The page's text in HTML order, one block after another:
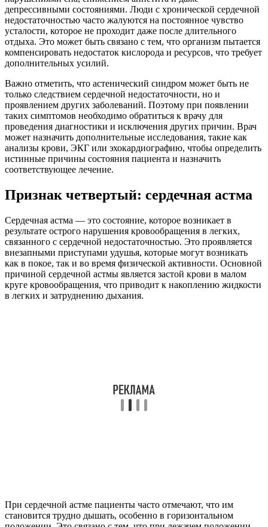
депрессивными состояниями. Люди с хронической сердечной
недостаточностью часто жалуются на постоянное чувство
усталости, которое не проходит даже после длительного
отдыха. Это может быть связано с тем, что организм пытается
компенсировать недостаток кислорода и ресурсов, что требует
дополнительных усилий.
Важно отметить, что астенический синдром может быть не
только следствием сердечной недостаточности, но и
проявлением других заболеваний. Поэтому при появлении
таких симптомов необходимо обратиться к врачу для
проведения диагностики и исключения других причин. Врач
может назначить дополнительные исследования, такие как
анализы крови, ЭКГ или эхокардиографию, чтобы определить
истинные причины состояния пациента и назначить
соответствующее лечение.
Признак четвертый: сердечная астма
Сердечная астма — это состояние, которое возникает в
результате острого нарушения кровообращения в легких,
связанного с сердечной недостаточностью. Это проявляется
внезапными приступами удушья, которые могут возникать
как в покое, так и во время физической активности. Основной
причиной сердечной астмы является застой крови в малом
круге кровообращения, что приводит к накоплению жидкости
в легких и затруднению дыхания.
При сердечной астме пациенты часто отмечают, что им
становится трудно дышать, особенно в горизонтальном